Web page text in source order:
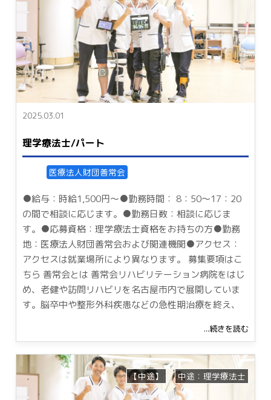
2025.03.01
理学療法士/パート
医療法人財団善常会
●給与：時給1,500円～●勤務時間： 8：50～17：20
の間で相談に応じます。●勤務日数：相談に応じま
す。●応募資格：理学療法士資格をお持ちの方●勤務
地：医療法人財団善常会および関連機関●アクセス：
アクセスは就業場所により異なります。 募集要項はこ
ちら 善常会とは 善常会リハビリテーション病院をはじ
め、老健や訪問リハビリを名古屋市内で展開していま
す。脳卒中や整形外科疾患などの急性期治療を終え、
...続きを読む
【中途】 中途：理学療法士